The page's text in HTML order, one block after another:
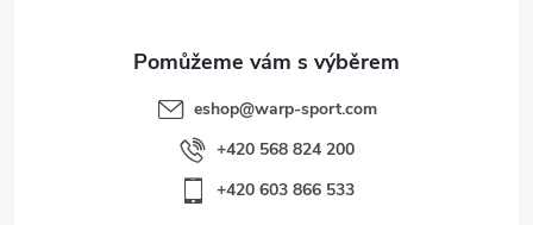
eshop@warp-sport.com
+420 568 824 200
+420 603 866 533